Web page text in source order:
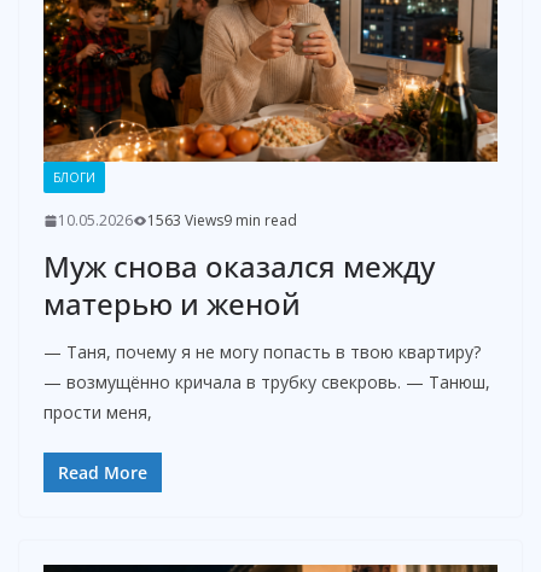
БЛОГИ
10.05.2026 1563 Views9 min read
Муж снова оказался между
матерью и женой
— Таня, почему я не могу попасть в твою квартиру?
— возмущённо кричала в трубку свекровь. — Танюш,
прости меня,
Read More